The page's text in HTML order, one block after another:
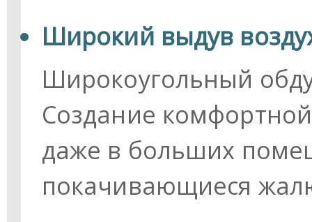
Широкий выдув
Широкоугольный
Создание
даже в больших
покачивающиеся